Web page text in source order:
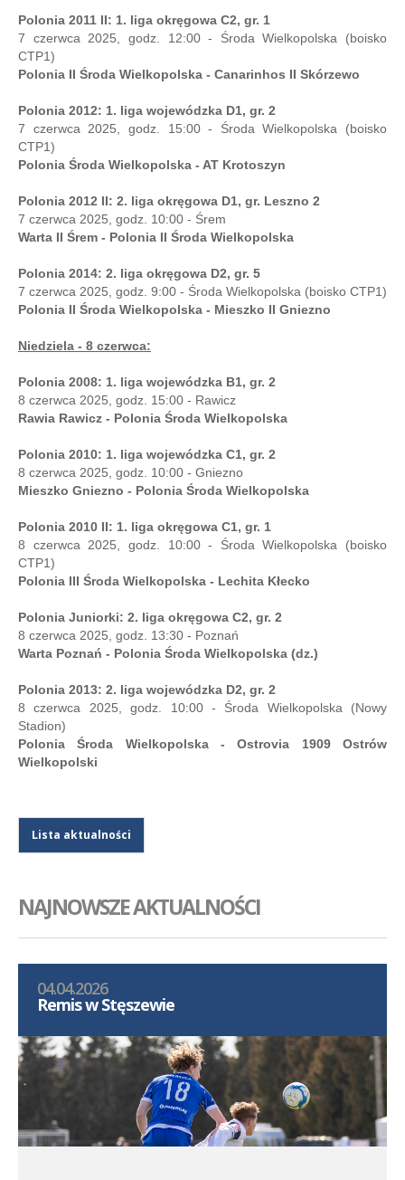
Polonia 2011 II: 1. liga okręgowa C2, gr. 1
7 czerwca 2025, godz. 12:00 - Środa Wielkopolska (boisko
CTP1)
Polonia II Środa Wielkopolska - Canarinhos II Skórzewo
Polonia 2012: 1. liga wojewódzka D1, gr. 2
7 czerwca 2025, godz. 15:00 - Środa Wielkopolska (boisko
CTP1)
Polonia Środa Wielkopolska - AT Krotoszyn
Polonia 2012 II: 2. liga okręgowa D1, gr. Leszno 2
7 czerwca 2025, godz. 10:00 - Śrem
Warta II Śrem - Polonia II Środa Wielkopolska
Polonia 2014: 2. liga okręgowa D2, gr. 5
7 czerwca 2025, godz. 9:00 - Środa Wielkopolska (boisko CTP1)
Polonia II Środa Wielkopolska - Mieszko II Gniezno
Niedziela - 8 czerwca:
Polonia 2008: 1. liga wojewódzka B1, gr. 2
8 czerwca 2025, godz. 15:00 - Rawicz
Rawia Rawicz - Polonia Środa Wielkopolska
Polonia 2010: 1. liga wojewódzka C1, gr. 2
8 czerwca 2025, godz. 10:00 - Gniezno
Mieszko Gniezno - Polonia Środa Wielkopolska
Polonia 2010 II: 1. liga okręgowa C1, gr. 1
8 czerwca 2025, godz. 10:00 - Środa Wielkopolska (boisko
CTP1)
Polonia III Środa Wielkopolska - Lechita Kłecko
Polonia Juniorki: 2. liga okręgowa C2, gr. 2
8 czerwca 2025, godz. 13:30 - Poznań
Warta Poznań - Polonia Środa Wielkopolska (dz.)
Polonia 2013: 2. liga wojewódzka D2, gr. 2
8 czerwca 2025, godz. 10:00 - Środa Wielkopolska (Nowy
Stadion)
Polonia Środa Wielkopolska - Ostrovia 1909 Ostrów
Wielkopolski
Lista aktualności
NAJNOWSZE AKTUALNOŚCI
04.04.2026
Remis w Stęszewie